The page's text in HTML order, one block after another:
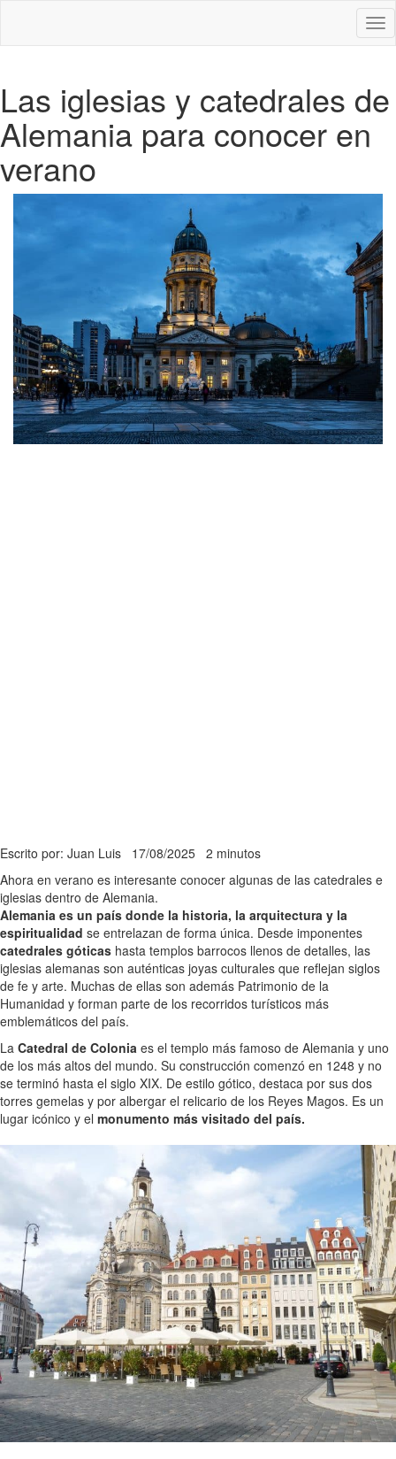
Las iglesias y catedrales de
Alemania para conocer en
verano
Escrito por: Juan Luis 17/08/2025 2 minutos
Ahora en verano es interesante conocer algunas de las catedrales e
iglesias dentro de Alemania.
Alemania es un país donde la historia, la arquitectura y la
espiritualidad se entrelazan de forma única. Desde imponentes
catedrales góticas hasta templos barrocos llenos de detalles, las
iglesias alemanas son auténticas joyas culturales que reflejan siglos
de fe y arte. Muchas de ellas son además Patrimonio de la
Humanidad y forman parte de los recorridos turísticos más
emblemáticos del país.
La Catedral de Colonia es el templo más famoso de Alemania y uno
de los más altos del mundo. Su construcción comenzó en 1248 y no
se terminó hasta el siglo XIX. De estilo gótico, destaca por sus dos
torres gemelas y por albergar el relicario de los Reyes Magos. Es un
lugar icónico y el monumento más visitado del país.